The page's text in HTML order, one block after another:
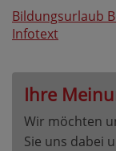
Bildungsurlaub
Infotext
Ihre
Wir möchten
Sie uns dabei